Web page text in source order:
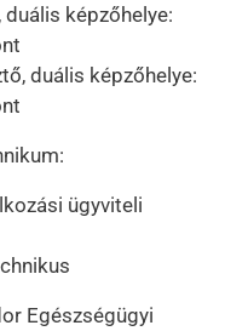
képzőhelye:
duális képzőhelye:
ügyviteli
Egészségügyi